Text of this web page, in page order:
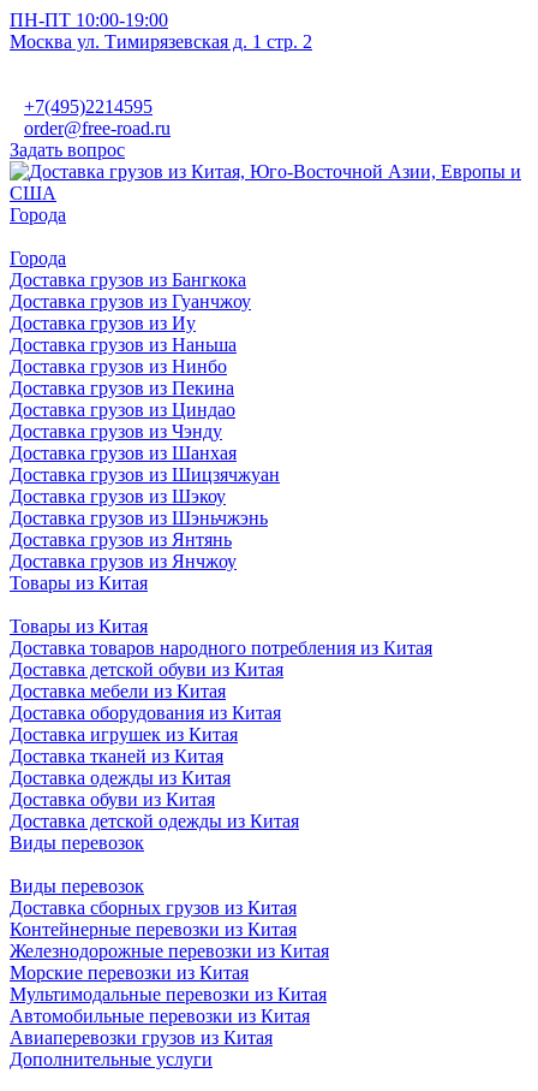
ПН-ПТ 10:00-19:00
Москва ул. Тимирязевская д. 1 стр. 2
+7(495)2214595
order@free-road.ru
Задать вопрос
Города
Города
Доставка грузов из Бангкока
Доставка грузов из Гуанчжоу
Доставка грузов из Иу
Доставка грузов из Наньша
Доставка грузов из Нинбо
Доставка грузов из Пекина
Доставка грузов из Циндао
Доставка грузов из Чэнду
Доставка грузов из Шанхая
Доставка грузов из Шицзячжуан
Доставка грузов из Шэкоу
Доставка грузов из Шэньчжэнь
Доставка грузов из Янтянь
Доставка грузов из Янчжоу
Товары из Китая
Товары из Китая
Доставка товаров народного потребления из Китая
Доставка детской обуви из Китая
Доставка мебели из Китая
Доставка оборудования из Китая
Доставка игрушек из Китая
Доставка тканей из Китая
Доставка одежды из Китая
Доставка обуви из Китая
Доставка детской одежды из Китая
Виды перевозок
Виды перевозок
Доставка сборных грузов из Китая
Контейнерные перевозки из Китая
Железнодорожные перевозки из Китая
Морские перевозки из Китая
Мультимодальные перевозки из Китая
Автомобильные перевозки из Китая
Авиаперевозки грузов из Китая
Дополнительные услуги